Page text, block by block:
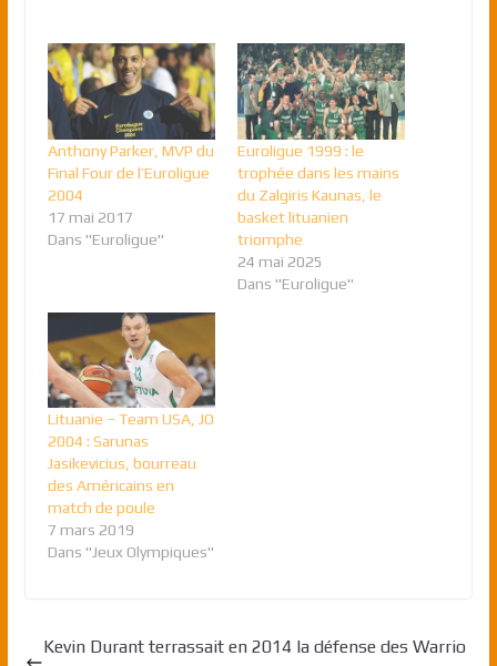
Anthony Parker, MVP du
Final Four de l’Euroligue
2004
17 mai 2017
Dans "Euroligue"
Euroligue 1999 : le
trophée dans les mains
du Zalgiris Kaunas, le
basket lituanien
triomphe
24 mai 2025
Dans "Euroligue"
Lituanie – Team USA, JO
2004 : Sarunas
Jasikevicius, bourreau
des Américains en
match de poule
7 mars 2019
Dans "Jeux Olympiques"
Kevin Durant terrassait en 2014 la défense des Warrio